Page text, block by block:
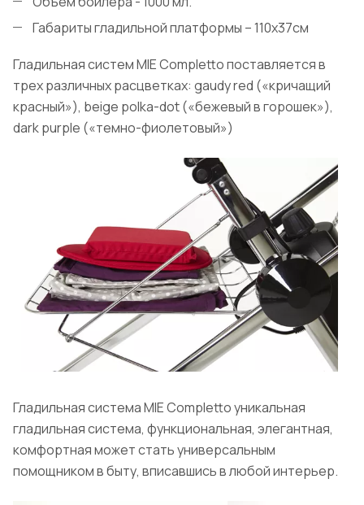
Габариты гладильной платформы – 110х37см
Гладильная систем MIE Completto поставляется в
трех различных расцветках: gaudy red («кричащий
красный»), beige polka-dot («бежевый в горошек»),
dark purple («темно-фиолетовый»)
Гладильная система MIE Completto уникальная
гладильная система, функциональная, элегантная,
комфортная может стать универсальным
помощником в быту, вписавшись в любой интерьер.